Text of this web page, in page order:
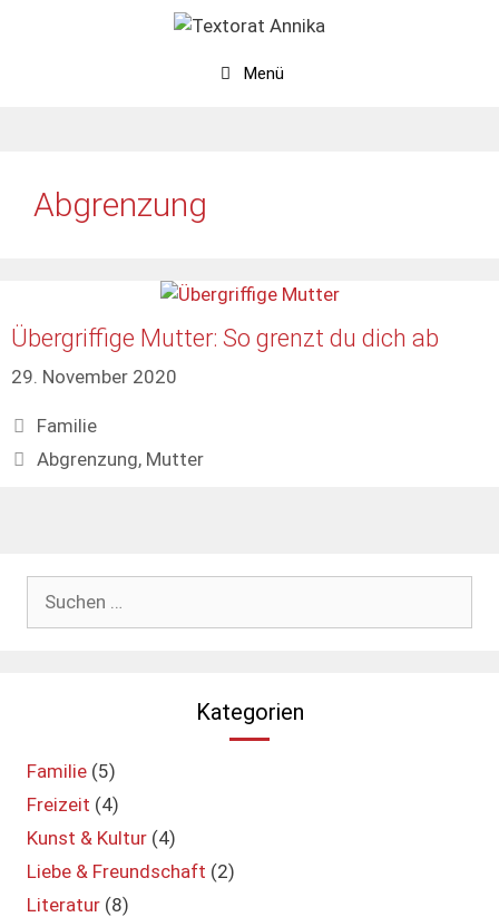
Menü
Abgrenzung
Übergriffige Mutter: So grenzt du dich ab
29. November 2020
Kategorien
Familie
Schlagwörter
Abgrenzung, Mutter
nach:
Kategorien
Familie (5)
Freizeit (4)
Kunst & Kultur (4)
Liebe & Freundschaft (2)
Literatur (8)